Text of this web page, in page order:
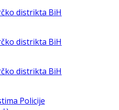
distrikta BiH
distrikta BiH
distrikta BiH
Policije